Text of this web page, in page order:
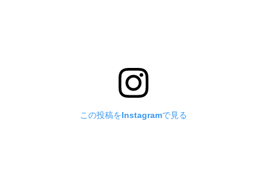
この投稿をInstagramで見る